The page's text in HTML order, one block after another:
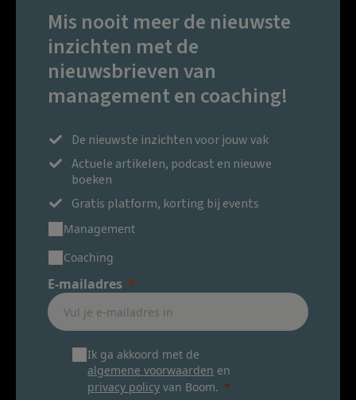
Mis nooit meer de nieuwste
inzichten met de
nieuwsbrieven van
management en coaching!
De nieuwste inzichten voor jouw vak
Actuele artikelen, podcast en nieuwe
boeken
Gratis platform, korting bij events
Management
Coaching
E-mailadres
Ik ga akkoord met de
algemene voorwaarden en
privacy policy van Boom.